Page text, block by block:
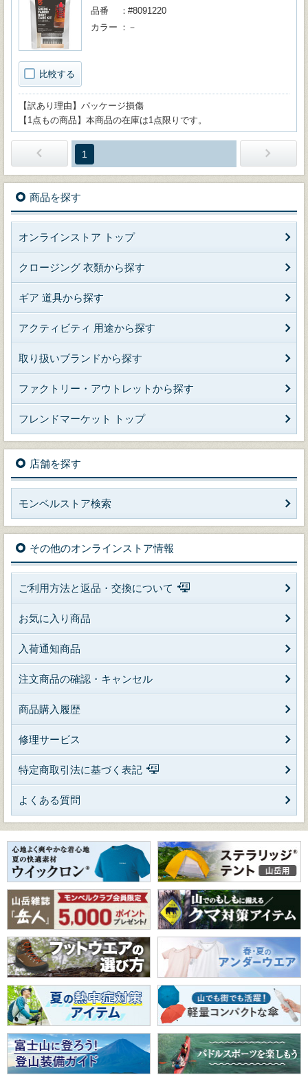
比較する
品番
#8091220
カラー
－
【訳あり理由】パッケージ損傷
【1点もの商品】本商品の在庫は1点限りです。
1
商品を探す
オンラインストア トップ
クロージング 衣類から探す
ギア 道具から探す
アクティビティ 用途から探す
取り扱いブランドから探す
ファクトリー・アウトレットから探す
フレンドマーケット トップ
店舗を探す
モンベルストア検索
その他のオンラインストア情報
ご利用方法と返品・交換について
お気に入り商品
入荷通知商品
注文商品の確認・キャンセル
商品購入履歴
修理サービス
特定商取引法に基づく表記
よくある質問